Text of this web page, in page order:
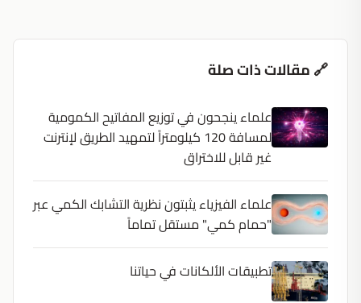
🔗 مقالات ذات صلة
علماء ينجحون في توزيع المفاتيح الكمومية
لمسافة 120 كيلومتراً لتمهيد الطريق لإنترنت
غير قابل للاختراق
علماء الفيزياء يثبتون نظرية التشابك الكمي عبر
"حمام كمي" مستقل تماماً
تطبيقات الألكانات في حياتنا